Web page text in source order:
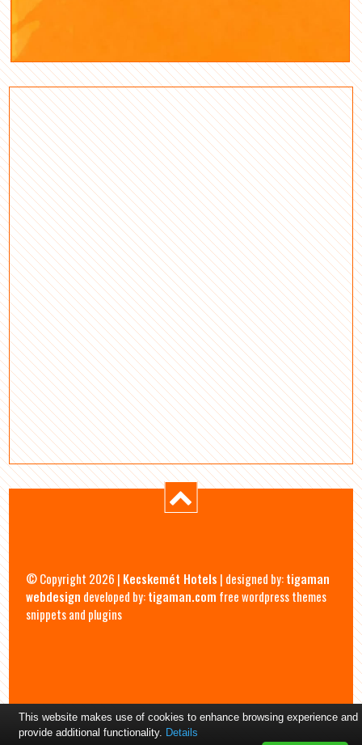
© Copyright 2026 | Kecskemét Hotels | designed by:tigaman
webdesign developed by:tigaman.com free wordpress themes
snippets and plugins
This website makes use of cookies to enhance browsing experience and
provide additional functionality. Details